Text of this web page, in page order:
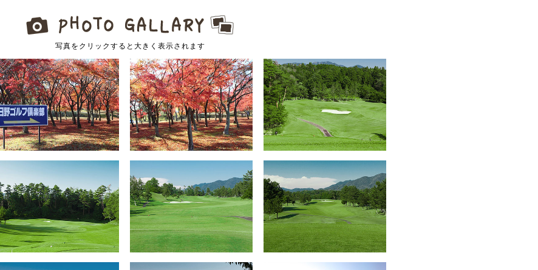
写真をクリックすると大きく表示されます